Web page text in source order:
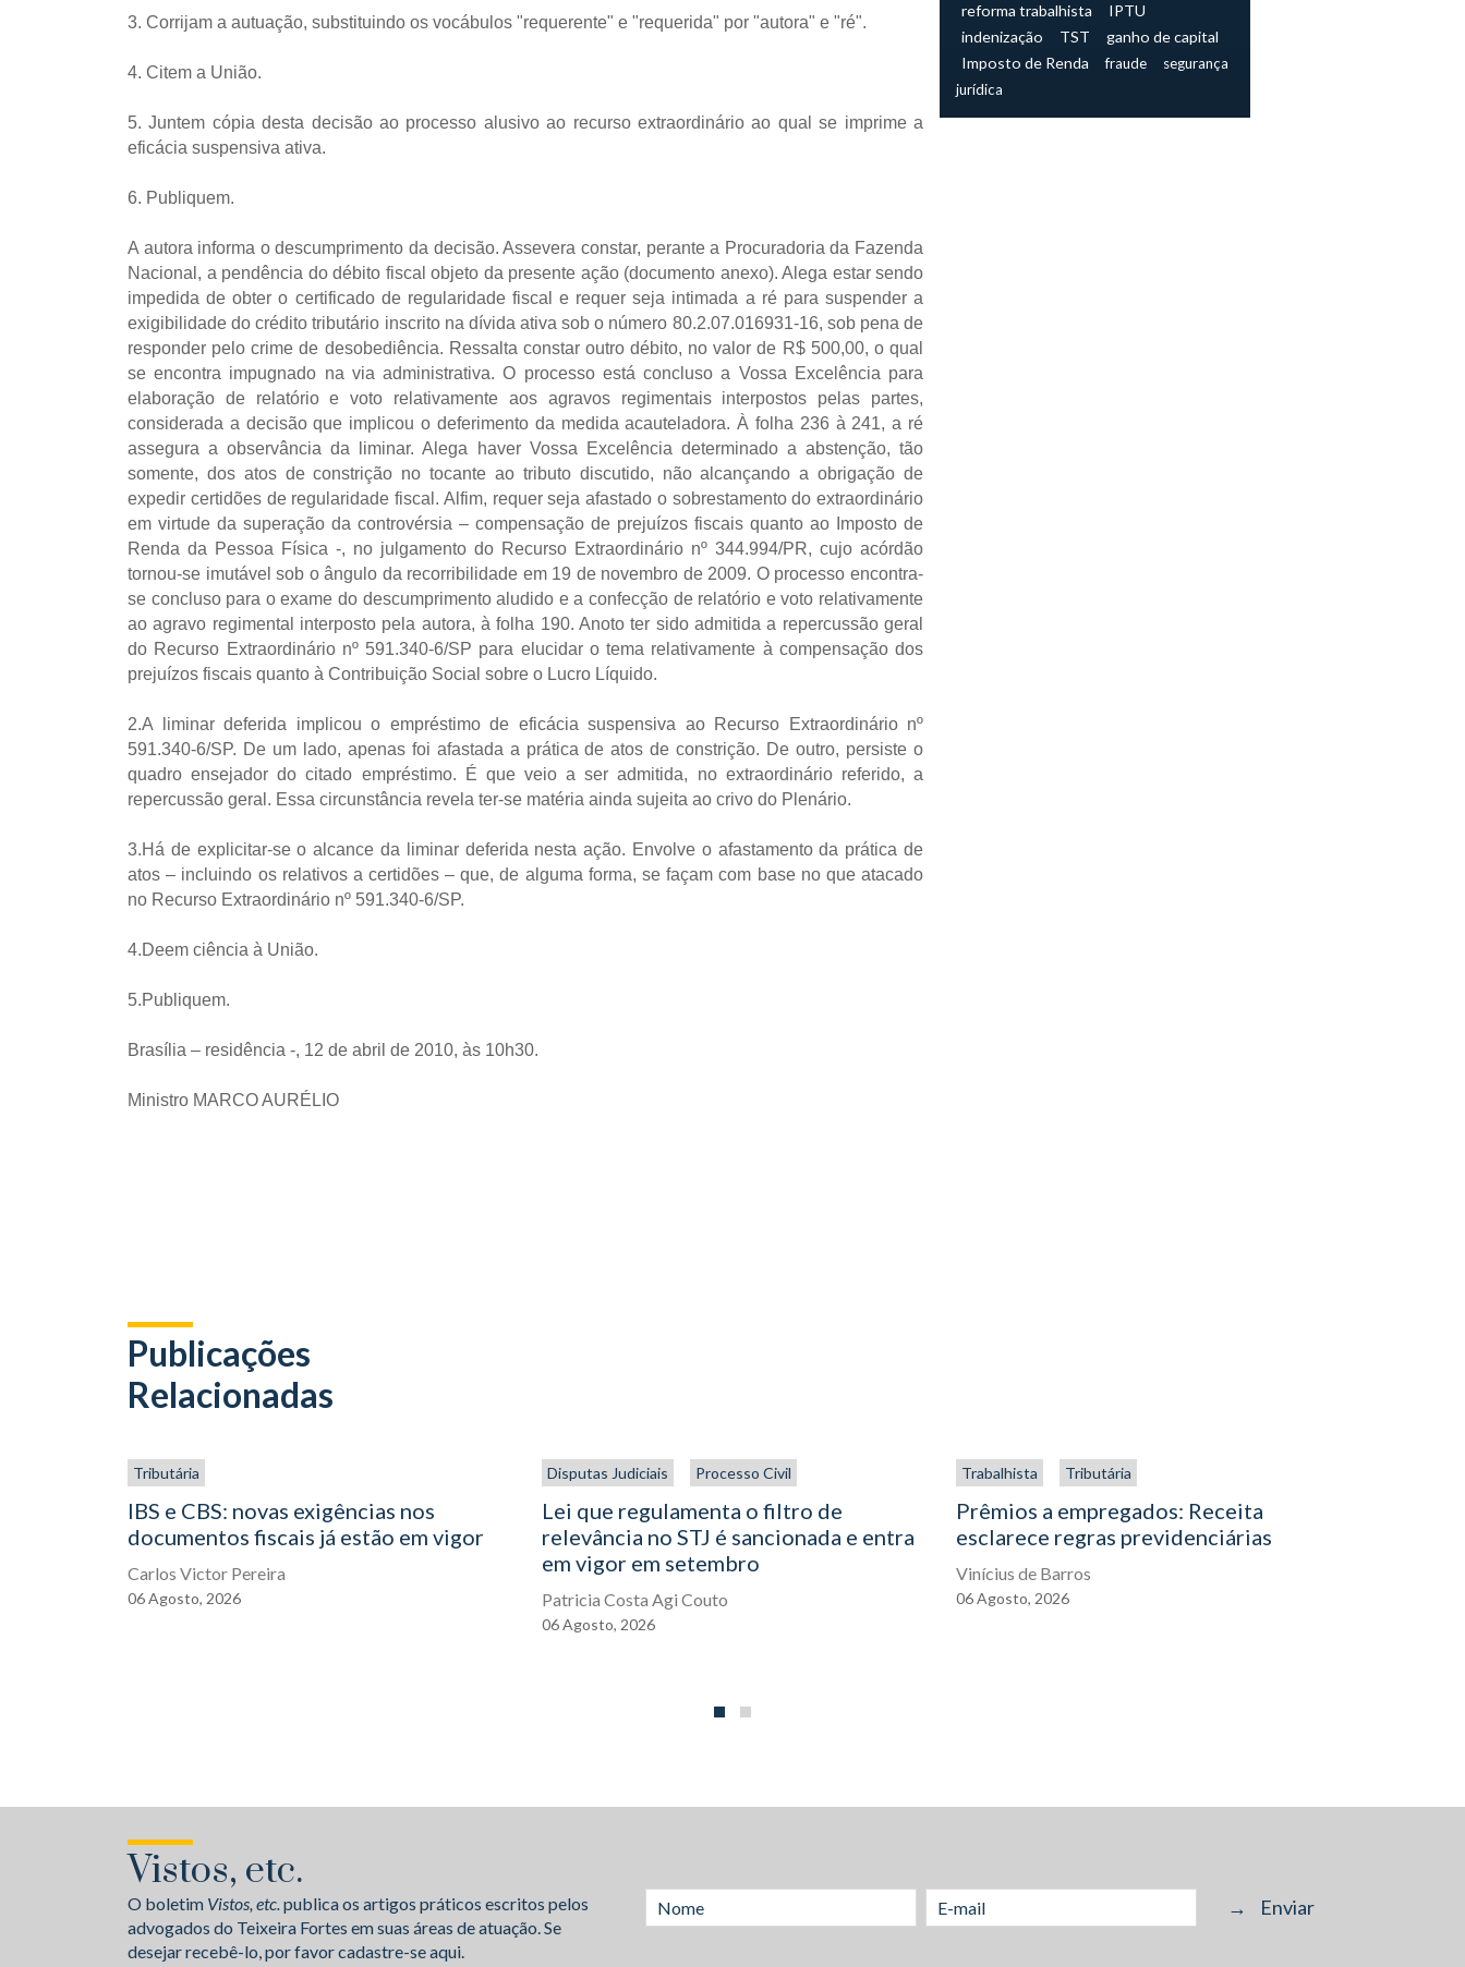
3. Corrijam a autuação, substituindo os vocábulos "requerente" e "requerida" por "autora" e "ré".
4. Citem a União.
5. Juntem cópia desta decisão ao processo alusivo ao recurso extraordinário ao qual se imprime a
eficácia suspensiva ativa.
6. Publiquem.
A autora informa o descumprimento da decisão. Assevera constar, perante a Procuradoria da Fazenda
Nacional, a pendência do débito fiscal objeto da presente ação (documento anexo). Alega estar sendo
impedida de obter o certificado de regularidade fiscal e requer seja intimada a ré para suspender a
exigibilidade do crédito tributário inscrito na dívida ativa sob o número 80.2.07.016931-16, sob pena de
responder pelo crime de desobediência. Ressalta constar outro débito, no valor de R$ 500,00, o qual
se encontra impugnado na via administrativa. O processo está concluso a Vossa Excelência para
elaboração de relatório e voto relativamente aos agravos regimentais interpostos pelas partes,
considerada a decisão que implicou o deferimento da medida acauteladora. À folha 236 à 241, a ré
assegura a observância da liminar. Alega haver Vossa Excelência determinado a abstenção, tão
somente, dos atos de constrição no tocante ao tributo discutido, não alcançando a obrigação de
expedir certidões de regularidade fiscal. Alfim, requer seja afastado o sobrestamento do extraordinário
em virtude da superação da controvérsia – compensação de prejuízos fiscais quanto ao Imposto de
Renda da Pessoa Física -, no julgamento do Recurso Extraordinário nº 344.994/PR, cujo acórdão
tornou-se imutável sob o ângulo da recorribilidade em 19 de novembro de 2009. O processo encontra-
se concluso para o exame do descumprimento aludido e a confecção de relatório e voto relativamente
ao agravo regimental interposto pela autora, à folha 190. Anoto ter sido admitida a repercussão geral
do Recurso Extraordinário nº 591.340-6/SP para elucidar o tema relativamente à compensação dos
prejuízos fiscais quanto à Contribuição Social sobre o Lucro Líquido.
2.A liminar deferida implicou o empréstimo de eficácia suspensiva ao Recurso Extraordinário nº
591.340-6/SP. De um lado, apenas foi afastada a prática de atos de constrição. De outro, persiste o
quadro ensejador do citado empréstimo. É que veio a ser admitida, no extraordinário referido, a
repercussão geral. Essa circunstância revela ter-se matéria ainda sujeita ao crivo do Plenário.
3.Há de explicitar-se o alcance da liminar deferida nesta ação. Envolve o afastamento da prática de
atos – incluindo os relativos a certidões – que, de alguma forma, se façam com base no que atacado
no Recurso Extraordinário nº 591.340-6/SP.
4.Deem ciência à União.
5.Publiquem.
Brasília – residência -, 12 de abril de 2010, às 10h30.
Ministro MARCO AURÉLIO
reforma trabalhista
IPTU
indenização
TST
ganho de capital
Imposto de Renda
fraude
segurança
jurídica
Publicações
Relacionadas
Tributária
IBS e CBS: novas exigências nos
documentos fiscais já estão em vigor
Carlos Victor Pereira
06Agosto, 2026
Disputas Judiciais Processo Civil
Lei que regulamenta o filtro de
relevância no STJ é sancionada e entra
em vigor em setembro
Patricia Costa Agi Couto
06Agosto, 2026
Trabalhista Tributária
Prêmios a empregados: Receita
esclarece regras previdenciárias
Vinícius de Barros
06Agosto, 2026
Vistos, etc.
O boletim Vistos, etc.publica os artigos práticos escritos pelos
advogados do Teixeira Fortes em suas áreas de atuação. Se
desejar recebê-lo, por favor cadastre-se aqui.